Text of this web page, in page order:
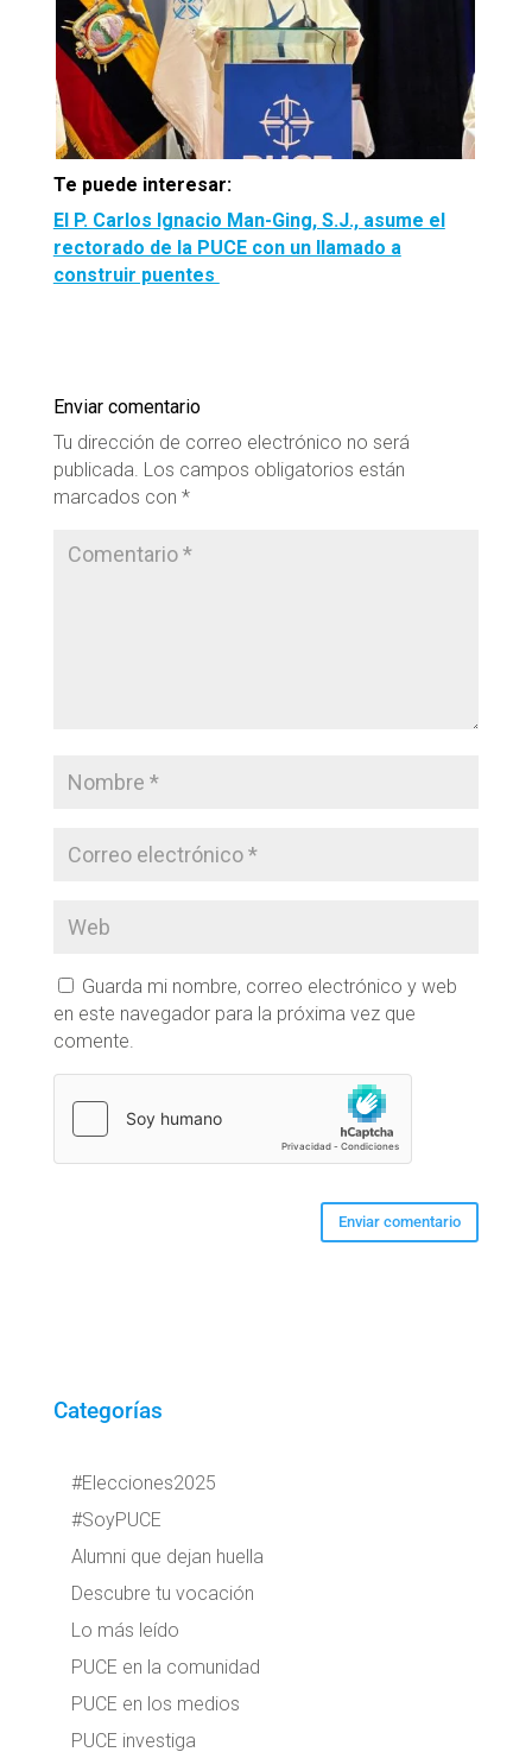
Te puede interesar:
El P. Carlos Ignacio Man-Ging, S.J., asume el
rectorado de la PUCE con un llamado a
construir puentes
Enviar comentario
Tu dirección de correo electrónico no será
publicada. Los campos obligatorios están
marcados con *
Guarda mi nombre, correo electrónico y web
en este navegador para la próxima vez que
comente.
Categorías
#Elecciones2025
#SoyPUCE
Alumni que dejan huella
Descubre tu vocación
Lo más leído
PUCE en la comunidad
PUCE en los medios
PUCE investiga